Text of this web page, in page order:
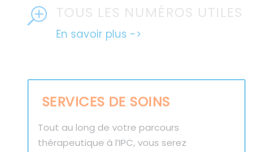
T TOUS LES NUMÉROS UTILES
En savoir plus ->